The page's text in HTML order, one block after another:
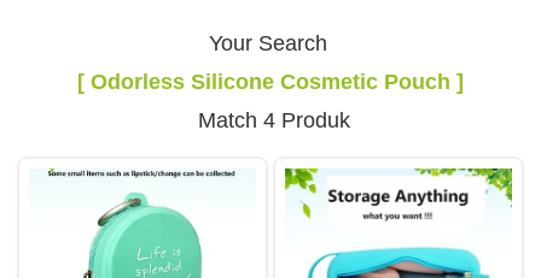
Your Search
[ Odorless Silicone Cosmetic Pouch ]
Match 4 Produk